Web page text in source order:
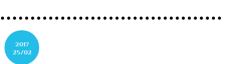
2017
25/02